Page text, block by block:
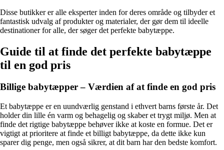
Disse butikker er alle eksperter inden for deres område og tilbyder et
fantastisk udvalg af produkter og materialer, der gør dem til ideelle
destinationer for alle, der søger det perfekte babytæppe.
Guide til at finde det perfekte babytæppe
til en god pris
Billige babytæpper – Værdien af at finde en god pris
Et babytæppe er en uundværlig genstand i ethvert barns første år. Det
holder din lille én varm og behagelig og skaber et trygt miljø. Men at
finde det rigtige babytæppe behøver ikke at koste en formue. Det er
vigtigt at prioritere at finde et billigt babytæppe, da dette ikke kun
sparer dig penge, men også sikrer, at dit barn har den bedste komfort.